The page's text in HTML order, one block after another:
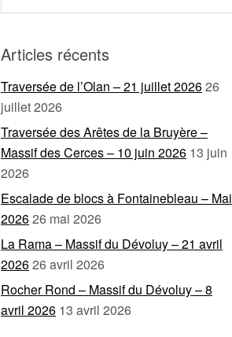
Articles récents
Traversée de l’Olan – 21 juillet 202626
juillet 2026
Traversée des Arêtes de la Bruyère –
Massif des Cerces – 10 juin 2026 13 juin
2026
Escalade de blocs à Fontainebleau – Mai
202626 mai 2026
La Rama – Massif du Dévoluy – 21 avril
202626 avril 2026
Rocher Rond – Massif du Dévoluy – 8
avril 2026 13 avril 2026